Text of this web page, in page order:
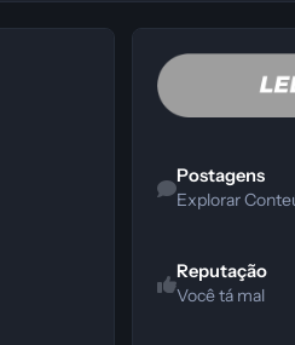
Postagens
Explorar
Reputação
Você tá mal